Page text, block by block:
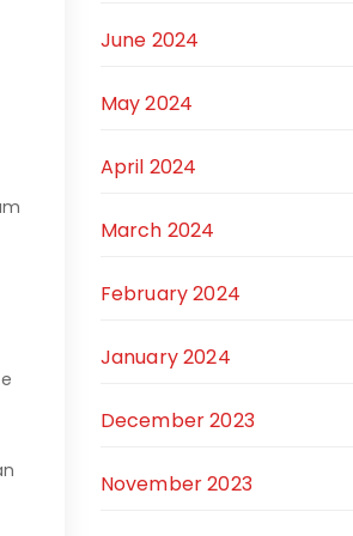
June 2024
May 2024
April 2024
March 2024
February 2024
January 2024
December 2023
November 2023